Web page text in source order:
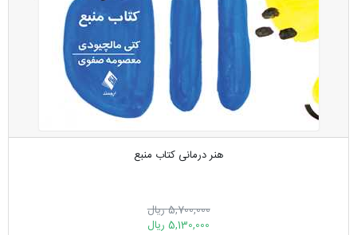
هنر درمانی کتاب منبع
5,700,000 ریال
5,130,000 ریال